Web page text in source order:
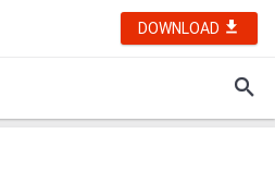
DOWNLOAD